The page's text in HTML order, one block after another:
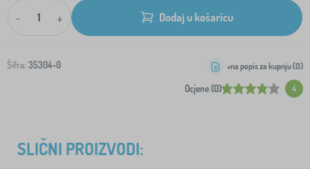
- + Dodaj u košaricu
Šifra: 35304-0
Ocjene (0) 4
+na popis za kupnju (0)
SLIČNI PROIZVODI: